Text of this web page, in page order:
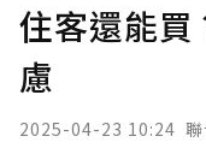
住客還能買
慮
2025-04-23 10:24